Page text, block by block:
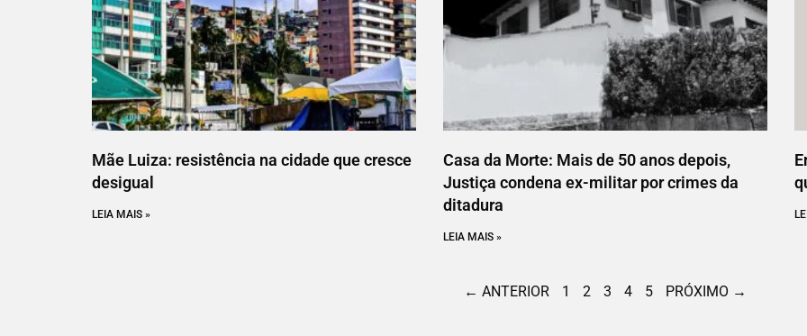
Mãe Luiza: resistência na cidade que cresce
desigual
LEIA MAIS »
Casa da Morte: Mais de 50 anos depois,
Justiça condena ex-militar por crimes da
ditadura
LEIA MAIS »
← ANTERIOR 1 2 3 4 5 PRÓXIMO →